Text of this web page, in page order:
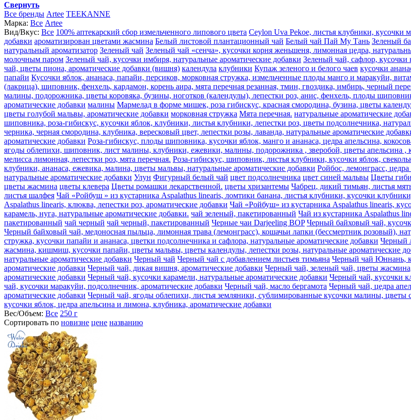
Свернуть
Все бренды Artee TEEKANNE
Марка: Все Artee
Вид/Вкус: Все 100% аптекарский сбор измельченного липового цвета Ceylon Uva Pekoe, листья клубники,
добавки ароматизирован цветами жасмина Белый листовой плантационный чай Белый чай Пай Му Тань Зеленый
натуральный ароматизатор Зеленый чай Зеленый чай «сенча», кусочки корня женьшеня, лимонная цедра,
молочным паром Зеленый чай, кусочки имбиря, натуральные ароматические добавки Зеленый чай, сафлор, кусочки
чай, цветы пиона, ароматические добавки (вишня) календула клубники Купаж зеленого и белого чаев кусочки
папайи Кусочки яблок, ананаса, папайи, персиков, морковная стружка, измельченные плоды манго и маракуйи,
(лакрица), шиповник, фенхель, кардамон, корень аира, мята перечная резанная, тмин, гвоздика, имбирь, черный
малины, подорожника, цветы коровяка, бузины, ноготков (календулы), лепестки роз, анис, фенхель, плоды
ароматические добавки малины Мармелад в форме мишек, роза гибискус, красная смородина, бузина, цветы
цветы голубой мальвы, ароматические добавки морковная стружка Мята перечная. натуральные ароматические
шиповника, роза-гибискус, кусочки яблок, клубники, листья клубники, лепестки роз, цветы подсолнечника,
черника, черная смородина, клубника, вересковый цвет, лепестки розы, лаванда, натуральные ароматические
ароматические добавки Роза-гибискус, плоды шиповника, кусочки яблок, манго и ананаса, цедра апельсина,
ягоды облепихи, шиповник, лист малины, клубники, ежевики, малины, подорожника , зверобой, цветы апельсина ,
мелисса лимонная, лепестки роз, мята перечная. Роза-гибискус, шиповник, листья клубники, кусочки яблок,
клубники, ананаса, ежевика, малина, цветы мальвы, натуральные ароматические добавки Ройбос, лемонграсc,
натуральные ароматические добавки Улун Фигурный белый чай цвет подсолнечника цвет синей мальвы Цветы
цветы жасмина цветы клевера Цветы ромашки лекарственной. цветы хризантемы Чабрец, дикий тимьян, листья
листья шалфея Чай «Ройбуш » из кустарника Aspalathus linearis, ломтики банана, листья клубники, кусочки
Aspalathus linearis, клюква, лепестки роз, ароматические добавки Чай «Ройбуш» из кустарника Aspalathus linearis,
карамель, нуга, натуральные ароматические добавки. чай зеленый, пакетированный Чай из кустарника Aspalathus
пакетированный чай черный чай черный, пакетированный Черные чаи Darjeeling BOP Черный байховый чай,
Черный байховый чай, медоносная пыльца, лимонная трава (лемонграсс), кошачьи лапки (бессмертник розовый),
стружка, кусочки папайи и ананаса, цветки подсолнечника и сафлора, натуральные ароматические добавки Черный
жасмина, кишмиш, кусочки папайи, цветы мальвы, цветы календулы, лепестки розы, натуральные ароматические
натуральные ароматические добавки Черный чай Черный чай с добавлением листьев тимьяна Черный чай Юннань,
ароматические добавки Черный чай, дикая вишня, ароматические добавки Черный чай, зеленый чай, цветы
ароматические добавки Черный чай, кусочки карамели, натуральные ароматические добавки Черный чай, кусочки
чай, кусочки маракуйи, подсолнечник, ароматические добавки Черный чай, масло бергамота Черный чай, цедра
ароматические добавки Черный чай, ягоды облепихи, листья земляники, сублимированные кусочки малины, цветы
кусочки яблок, цедра апельсина и лимона, клубника, ароматические добавки
Вес/Объем: Все 250 г
Сортировать по новизне цене названию